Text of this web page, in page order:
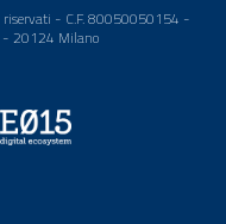
- C.F. 80050050154 -
- 20124 Milano